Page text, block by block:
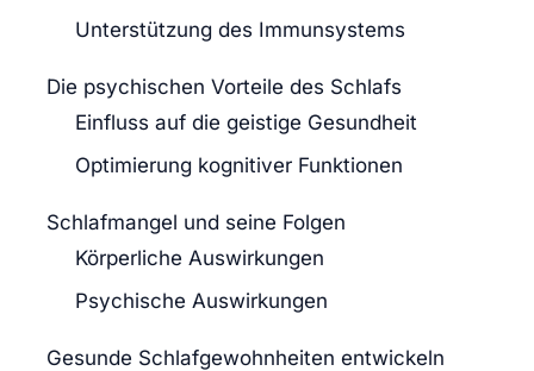
Unterstützung des Immunsystems
Die psychischen Vorteile des Schlafs
Einfluss auf die geistige Gesundheit
Optimierung kognitiver Funktionen
Schlafmangel und seine Folgen
Körperliche Auswirkungen
Psychische Auswirkungen
Gesunde Schlafgewohnheiten entwickeln